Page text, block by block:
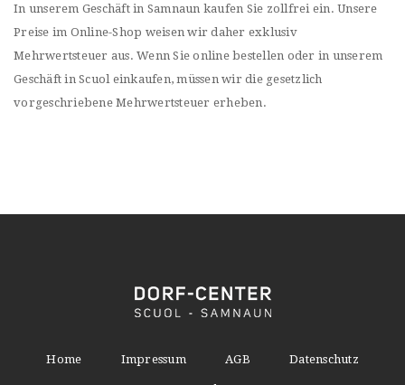
In unserem Geschäft in Samnaun kaufen Sie zollfrei ein. Unsere
Preise im Online-Shop weisen wir daher exklusiv
Mehrwertsteuer aus. Wenn Sie online bestellen oder in unserem
Geschäft in Scuol einkaufen, müssen wir die gesetzlich
vorgeschriebene Mehrwertsteuer erheben.
Home Impressum AGB Datenschutz